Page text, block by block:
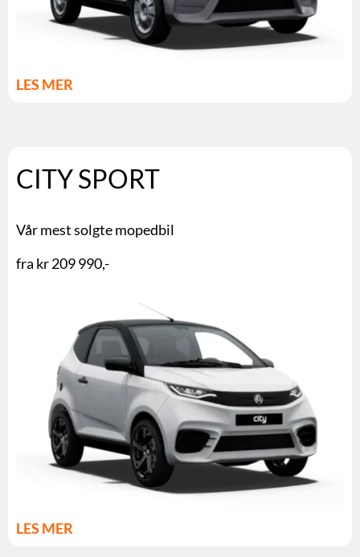
LES MER
CITY SPORT
Vår mest solgte mopedbil
fra kr 209 990,-
LES MER